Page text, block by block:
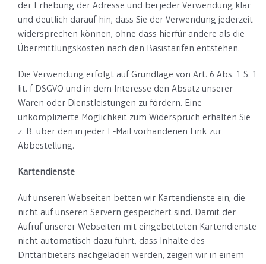
der Erhebung der Adresse und bei jeder Verwendung klar
und deutlich darauf hin, dass Sie der Verwendung jederzeit
widersprechen können, ohne dass hierfür andere als die
Übermittlungskosten nach den Basistarifen entstehen.
Die Verwendung erfolgt auf Grundlage von Art. 6 Abs. 1 S. 1
lit. f DSGVO und in dem Interesse den Absatz unserer
Waren oder Dienstleistungen zu fördern. Eine
unkomplizierte Möglichkeit zum Widerspruch erhalten Sie
z. B. über den in jeder E-Mail vorhandenen Link zur
Abbestellung.
Kartendienste
Auf unseren Webseiten betten wir Kartendienste ein, die
nicht auf unseren Servern gespeichert sind. Damit der
Aufruf unserer Webseiten mit eingebetteten Kartendienste
nicht automatisch dazu führt, dass Inhalte des
Drittanbieters nachgeladen werden, zeigen wir in einem